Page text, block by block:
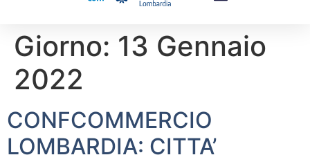
Giorno: 13 Gennaio
2022
CONFCOMMERCIO
LOMBARDIA: CITTA’